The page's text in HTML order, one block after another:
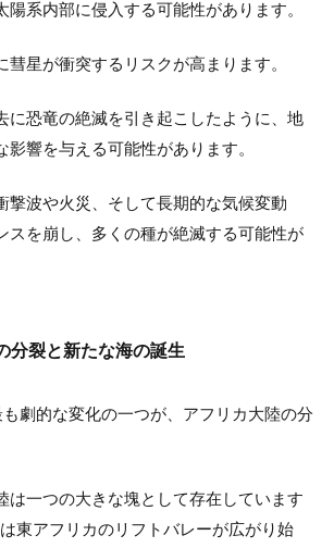
陽系内部に侵入する可能性があります。
彗星が衝突するリスクが高まります。
に恐竜の絶滅を引き起こしたように、地
響を与える可能性があります。
撃波や火災、そして長期的な気候変動
スを崩し、多くの種が絶滅する可能性が
分裂と新たな海の誕生
劇的な変化の一つが、アフリカ大陸の分
は一つの大きな塊として存在しています
東アフリカのリフトバレーが広がり始